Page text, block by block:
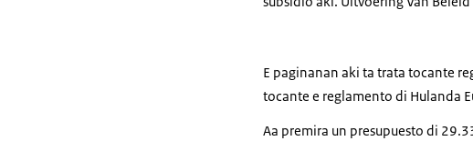
E paginanan aki ta trata tocante
tocante e reglamento di Hulanda
Aa premira un presupuesto di